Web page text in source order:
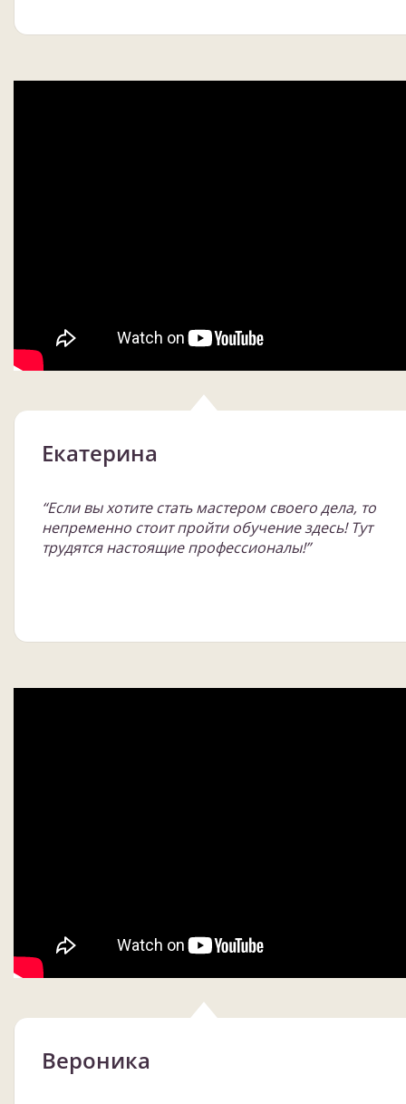
Екатерина
“Если вы хотите стать мастером своего дела, то
непременно стоит пройти обучение здесь! Тут
трудятся настоящие профессионалы!”
Вероника